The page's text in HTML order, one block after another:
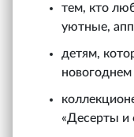
тем, кто
уютные,
детям,
новогоднем
«Десерты и